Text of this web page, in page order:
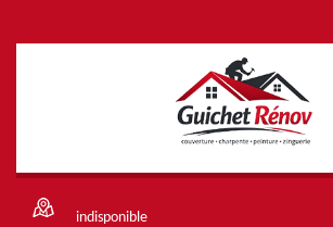
indisponible